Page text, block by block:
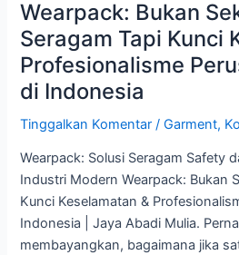
Wearpack: Bukan
Seragam Tapi Kunci
Profesionalisme
di Indonesia
Tinggalkan Komentar /Garment,
Wearpack: Solusi Seragam Safety
Industri Modern Wearpack: Bukan
Kunci Keselamatan &
Indonesia | Jaya Abadi Mulia.
membayangkan, bagaimana jika
Sekadar
Seragam
Tapi
Kunci
Keselamatan
&
Perusahaan
Anda
di
Indonesia